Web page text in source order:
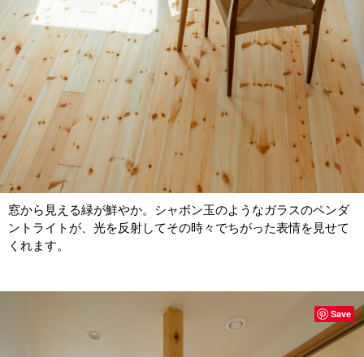
窓から見える緑が鮮やか。シャボン玉のようなガラスのペンダ
ントライトが、光を反射してその時々でちがった表情を見せて
くれます。
Save